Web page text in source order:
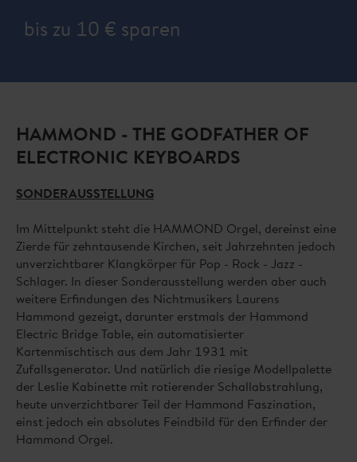
bis zu 10 € sparen
HAMMOND - THE GODFATHER OF
ELECTRONIC KEYBOARDS
SONDERAUSSTELLUNG
Im Mittelpunkt steht die HAMMOND Orgel, dereinst eine
Zierde für zehntausende Kirchen, seit Jahrzehnten jedoch
unverzichtbarer Klangkörper für Pop - Rock - Jazz -
Schlager. In dieser Sonderausstellung werden aber auch
weitere Erfindungen des Nichtmusikers Laurens
Hammond gezeigt, darunter erstmals der Hammond
Electric Bridge Table, ein automatisierter
Kartenmischtisch aus dem Jahr 1931 mit
Zufallsgenerator. Und natürlich die riesige Modellpalette
der Leslie Kabinette mit rotierender Schallabstrahlung,
heute unverzichtbarer Teil der Hammond Faszination,
einst jedoch ein absolutes Feindbild für den Erfinder der
Hammond Orgel.